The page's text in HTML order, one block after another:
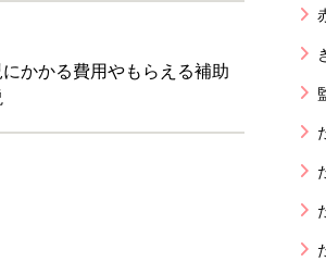
かかる費用やもらえる補助